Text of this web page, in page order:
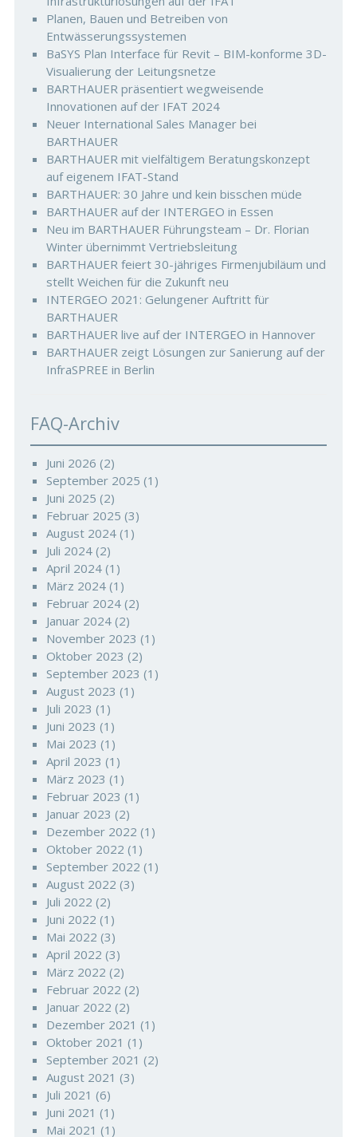
Planen, Bauen und Betreiben von
Entwässerungssystemen
BaSYS Plan Interface für Revit – BIM-konforme 3D-
Visualierung der Leitungsnetze
BARTHAUER präsentiert wegweisende
Innovationen auf der IFAT 2024
Neuer International Sales Manager bei
BARTHAUER
BARTHAUER mit vielfältigem Beratungskonzept
auf eigenem IFAT-Stand
BARTHAUER: 30 Jahre und kein bisschen müde
BARTHAUER auf der INTERGEO in Essen
Neu im BARTHAUER Führungsteam – Dr. Florian
Winter übernimmt Vertriebsleitung
BARTHAUER feiert 30-jähriges Firmenjubiläum und
stellt Weichen für die Zukunft neu
INTERGEO 2021: Gelungener Auftritt für
BARTHAUER
BARTHAUER live auf der INTERGEO in Hannover
BARTHAUER zeigt Lösungen zur Sanierung auf der
InfraSPREE in Berlin
FAQ-Archiv
Juni 2026 (2)
September 2025 (1)
Juni 2025 (2)
Februar 2025 (3)
August 2024(1)
Juli 2024(2)
April 2024(1)
März 2024(1)
Februar 2024(2)
Januar 2024(2)
November 2023 (1)
Oktober 2023 (2)
September 2023 (1)
August 2023 (1)
Juli 2023 (1)
Juni 2023 (1)
Mai 2023 (1)
April 2023 (1)
März 2023 (1)
Februar 2023 (1)
Januar 2023 (2)
Dezember 2022 (1)
Oktober 2022 (1)
September 2022 (1)
August 2022 (3)
Juli 2022 (2)
Juni 2022 (1)
Mai 2022 (3)
April 2022 (3)
März 2022 (2)
Februar 2022 (2)
Januar 2022 (2)
Dezember 2021 (1)
Oktober 2021 (1)
September 2021 (2)
August 2021 (3)
Juli 2021 (6)
Juni 2021 (1)
Mai 2021 (1)